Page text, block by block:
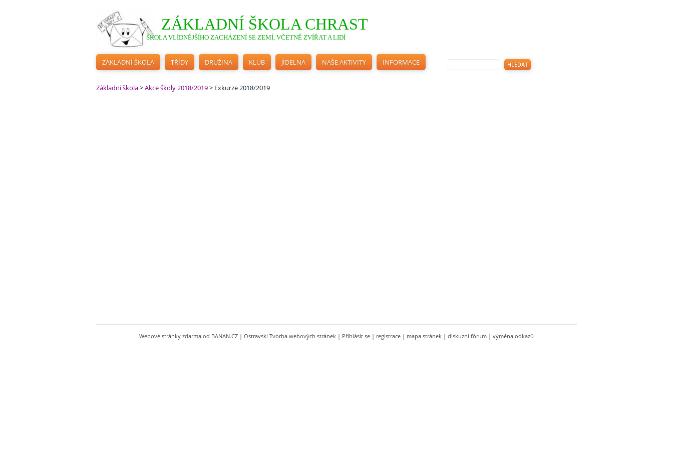
ZÁKLADNÍ ŠKOLA CHRAST
ŠKOLA VLÍDNĚJŠÍHO ZACHÁZENÍ SE ZEMÍ, VČETNĚ ZVÍŘAT A LIDÍ
ZÁKLADNÍ ŠKOLA TŘÍDY DRUŽINA KLUB JÍDELNA NAŠE AKTIVITY INFORMACE
Základní škola>Akce školy 2018/2019> Exkurze 2018/2019
Webové stránky zdarma od BANAN.CZ | Ostravski Tvorba webových stránek | Přihlásit se | registrace | mapa stránek | diskuzní fórum | výměna odkazů